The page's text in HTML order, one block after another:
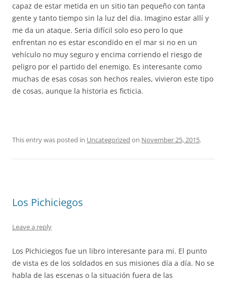
capaz de estar metida en un sitio tan pequeño con tanta
gente y tanto tiempo sin la luz del dia. Imagino estar allí y
me da un ataque. Seria difícil solo eso pero lo que
enfrentan no es estar escondido en el mar si no en un
vehículo no muy seguro y encima corriendo el riesgo de
peligro por el partido del enemigo. Es interesante como
muchas de esas cosas son hechos reales, vivieron este tipo
de cosas, aunque la historia es ficticia.
This entry was posted in Uncategorized on November 25, 2015.
Los Pichiciegos
Leave a reply
Los Pichiciegos fue un libro interesante para mi. El punto
de vista es de los soldados en sus misiones día a día. No se
habla de las escenas o la situación fuera de las